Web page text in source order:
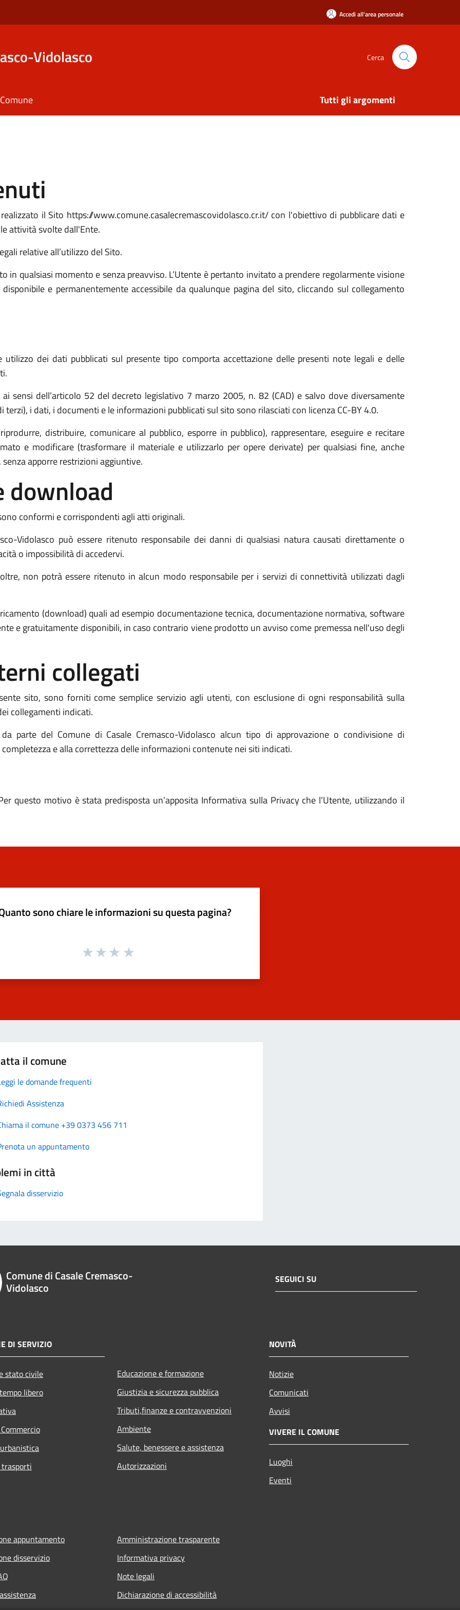
Accedi all'area personale
Vidolasco Cerca
Tutti gli argomenti
il Sito https://www.comune.casalecremascovidolasco.cr.it/ con l'obiettivo di pubblicare dati e
attività svolte dall'Ente.
relative all’utilizzo del Sito.
in qualsiasi momento e senza preavviso. L’Utente è pertanto invitato a prendere regolarmente visione
e permanentemente accessibile da qualunque pagina del sito, cliccando sul collegamento
dei dati pubblicati sul presente tipo comporta accettazione delle presenti note legali e delle
sensi dell’articolo 52 del decreto legislativo 7 marzo 2005, n. 82 (CAD) e salvo dove diversamente
i dati, i documenti e le informazioni pubblicati sul sito sono rilasciati con licenza CC-BY 4.0.
distribuire, comunicare al pubblico, esporre in pubblico), rappresentare, eseguire e recitare
e modificare (trasformare il materiale e utilizzarlo per opere derivate) per qualsiasi fine, anche
apporre restrizioni aggiuntive.
download
conformi e corrispondenti agli atti originali.
Vidolasco può essere ritenuto responsabile dei danni di qualsiasi natura causati direttamente o
o impossibilità di accedervi.
non potrà essere ritenuto in alcun modo responsabile per i servizi di connettività utilizzati dagli
(download) quali ad esempio documentazione tecnica, documentazione normativa, software
e gratuitamente disponibili, in caso contrario viene prodotto un avviso come premessa nell'uso degli
collegati
sito, sono forniti come semplice servizio agli utenti, con esclusione di ogni responsabilità sulla
collegamenti indicati.
parte del Comune di Casale Cremasco-Vidolasco alcun tipo di approvazione o condivisione di
e alla correttezza delle informazioni contenute nei siti indicati.
questo motivo è stata predisposta un’apposita Informativa sulla Privacy che l’Utente, utilizzando il
sono chiare le informazioni su questa pagina?
il comune
le domande frequenti
Assistenza
il comune +39 0373 456 711
un appuntamento
in città
disservizio
Comune di Casale Cremasco-
Vidolasco
SEGUICI SU
DI SERVIZIO
stato civile
libero
Educazione e formazione
Giustizia e sicurezza pubblica
Tributi,finanze e contravvenzioni
Ambiente
Salute, benessere e assistenza
Autorizzazioni
NOVITÀ
Notizie
Comunicati
Avvisi
VIVERE IL COMUNE
Luoghi
Eventi
appuntamento
disservizio
Amministrazione trasparente
Informativa privacy
Note legali
Dichiarazione di accessibilità